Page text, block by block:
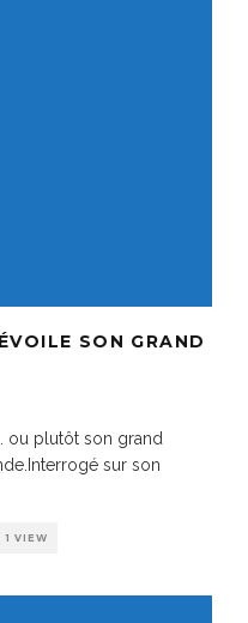
SON GRAND
ou plutôt son grand
sur son
1 VIEW